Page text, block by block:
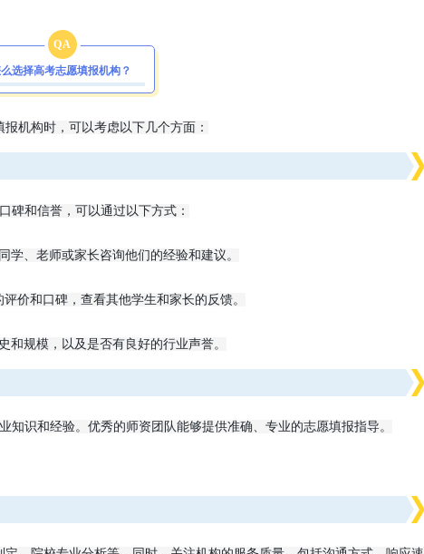
QA
选择高考志愿填报机构？
机构时，可以考虑以下几个方面：
碑和信誉，可以通过以下方式：
学、老师或家长咨询他们的经验和建议。
价和口碑，查看其他学生和家长的反馈。
和规模，以及是否有良好的行业声誉。
知识和经验。优秀的师资团队能够提供准确、专业的志愿填报指导。